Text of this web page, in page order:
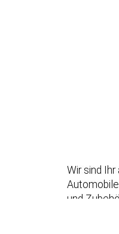
Wir sind
und